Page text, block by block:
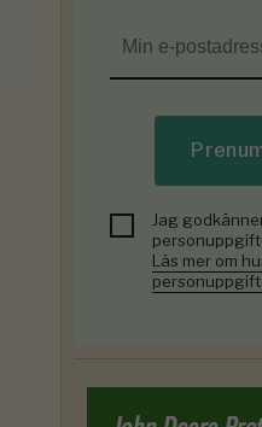
Jag
Läs mer om